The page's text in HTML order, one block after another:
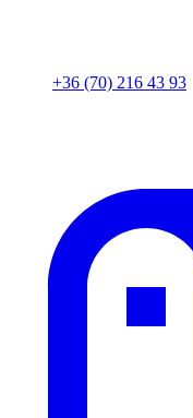
+36 (70) 216 43 93